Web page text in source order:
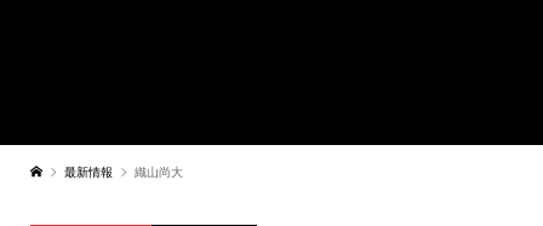
最新情報 織山尚大